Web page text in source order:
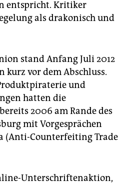
entspricht. Kritiker
als drakonisch und
stand Anfang Juli 2012
kurz vor dem Abschluss.
und
hatten die
2006 am Rande des
mit Vorgesprächen
(Anti-Counterfeiting Trade
Unterschriftenaktion,